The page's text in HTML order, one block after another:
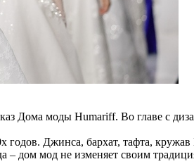
Дома моды Humariff. Во главе с
годов. Джинса, бархат, тафта,
– дом мод не изменяет своим